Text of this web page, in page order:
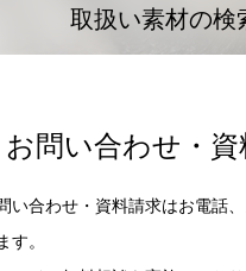
取扱い素材の検
お問い合わせ・資
い合わせ・資料請求はお電話
す。